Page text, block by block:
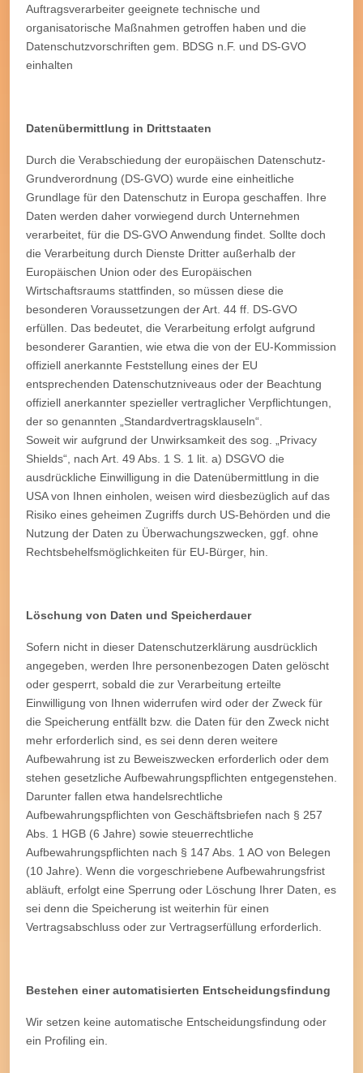
Auftragsverarbeiter geeignete technische und
organisatorische Maßnahmen getroffen haben und die
Datenschutzvorschriften gem. BDSG n.F. und DS-GVO
einhalten
Datenübermittlung in Drittstaaten
Durch die Verabschiedung der europäischen Datenschutz-
Grundverordnung (DS-GVO) wurde eine einheitliche
Grundlage für den Datenschutz in Europa geschaffen. Ihre
Daten werden daher vorwiegend durch Unternehmen
verarbeitet, für die DS-GVO Anwendung findet. Sollte doch
die Verarbeitung durch Dienste Dritter außerhalb der
Europäischen Union oder des Europäischen
Wirtschaftsraums stattfinden, so müssen diese die
besonderen Voraussetzungen der Art. 44 ff. DS-GVO
erfüllen. Das bedeutet, die Verarbeitung erfolgt aufgrund
besonderer Garantien, wie etwa die von der EU-Kommission
offiziell anerkannte Feststellung eines der EU
entsprechenden Datenschutzniveaus oder der Beachtung
offiziell anerkannter spezieller vertraglicher Verpflichtungen,
der so genannten „Standardvertragsklauseln“.
Soweit wir aufgrund der Unwirksamkeit des sog. „Privacy
Shields“, nach Art. 49 Abs. 1 S. 1 lit. a) DSGVO die
ausdrückliche Einwilligung in die Datenübermittlung in die
USA von Ihnen einholen, weisen wird diesbezüglich auf das
Risiko eines geheimen Zugriffs durch US-Behörden und die
Nutzung der Daten zu Überwachungszwecken, ggf. ohne
Rechtsbehelfsmöglichkeiten für EU-Bürger, hin.
Löschung von Daten und Speicherdauer
Sofern nicht in dieser Datenschutzerklärung ausdrücklich
angegeben, werden Ihre personenbezogen Daten gelöscht
oder gesperrt, sobald die zur Verarbeitung erteilte
Einwilligung von Ihnen widerrufen wird oder der Zweck für
die Speicherung entfällt bzw. die Daten für den Zweck nicht
mehr erforderlich sind, es sei denn deren weitere
Aufbewahrung ist zu Beweiszwecken erforderlich oder dem
stehen gesetzliche Aufbewahrungspflichten entgegenstehen.
Darunter fallen etwa handelsrechtliche
Aufbewahrungspflichten von Geschäftsbriefen nach § 257
Abs. 1 HGB (6 Jahre) sowie steuerrechtliche
Aufbewahrungspflichten nach § 147 Abs. 1 AO von Belegen
(10 Jahre). Wenn die vorgeschriebene Aufbewahrungsfrist
abläuft, erfolgt eine Sperrung oder Löschung Ihrer Daten, es
sei denn die Speicherung ist weiterhin für einen
Vertragsabschluss oder zur Vertragserfüllung erforderlich.
Bestehen einer automatisierten Entscheidungsfindung
Wir setzen keine automatische Entscheidungsfindung oder
ein Profiling ein.